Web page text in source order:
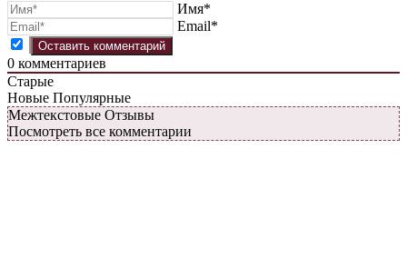
Имя*
Email*
0 комментариев
Старые
Новые Популярные
Межтекстовые Отзывы
Посмотреть все комментарии